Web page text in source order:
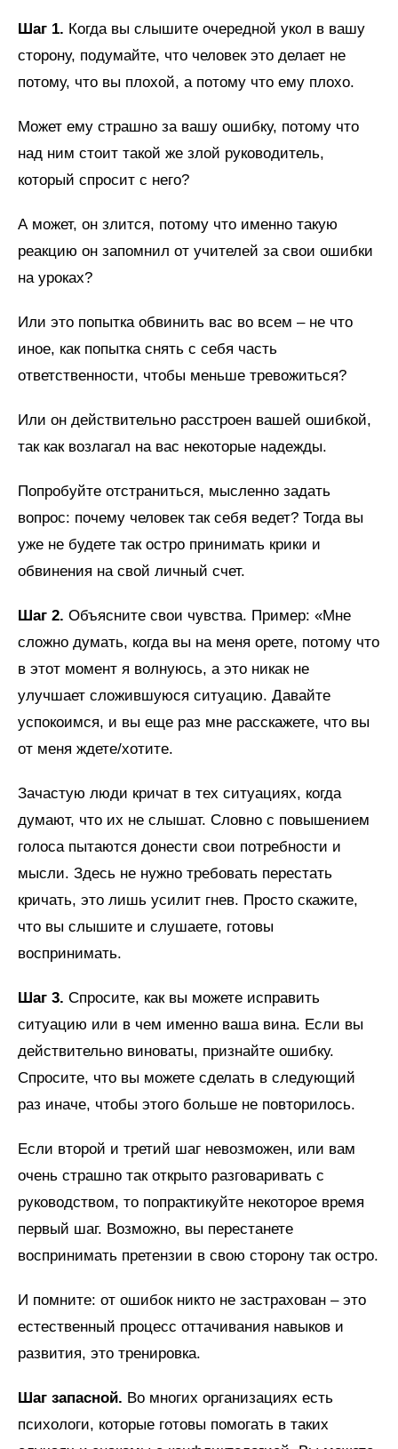
Шаг 1. Когда вы слышите очередной укол в вашу
сторону, подумайте, что человек это делает не
потому, что вы плохой, а потому что ему плохо.
Может ему страшно за вашу ошибку, потому что
над ним стоит такой же злой руководитель,
который спросит с него?
А может, он злится, потому что именно такую
реакцию он запомнил от учителей за свои ошибки
на уроках?
Или это попытка обвинить вас во всем – не что
иное, как попытка снять с себя часть
ответственности, чтобы меньше тревожиться?
Или он действительно расстроен вашей ошибкой,
так как возлагал на вас некоторые надежды.
Попробуйте отстраниться, мысленно задать
вопрос: почему человек так себя ведет? Тогда вы
уже не будете так остро принимать крики и
обвинения на свой личный счет.
Шаг 2. Объясните свои чувства. Пример: «Мне
сложно думать, когда вы на меня орете, потому что
в этот момент я волнуюсь, а это никак не
улучшает сложившуюся ситуацию. Давайте
успокоимся, и вы еще раз мне расскажете, что вы
от меня ждете/хотите.
Зачастую люди кричат в тех ситуациях, когда
думают, что их не слышат. Словно с повышением
голоса пытаются донести свои потребности и
мысли. Здесь не нужно требовать перестать
кричать, это лишь усилит гнев. Просто скажите,
что вы слышите и слушаете, готовы
воспринимать.
Шаг 3. Спросите, как вы можете исправить
ситуацию или в чем именно ваша вина. Если вы
действительно виноваты, признайте ошибку.
Спросите, что вы можете сделать в следующий
раз иначе, чтобы этого больше не повторилось.
Если второй и третий шаг невозможен, или вам
очень страшно так открыто разговаривать с
руководством, то попрактикуйте некоторое время
первый шаг. Возможно, вы перестанете
воспринимать претензии в свою сторону так остро.
И помните: от ошибок никто не застрахован – это
естественный процесс оттачивания навыков и
развития, это тренировка.
Шаг запасной. Во многих организациях есть
психологи, которые готовы помогать в таких